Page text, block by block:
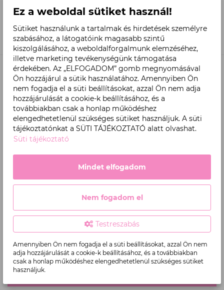
PROFESSZIONÁLIS TERMÉKEK
BIZTONSÁGOS FIZETÉS
Internetes bankkártyás fizetés vagy utánvét
ÜGYFÉLSZOLGÁLAT
+36 1 237 0370
TÁJÉKOZTATÓK
Ez a weboldal sütiket használ!
Sütiket használunk a tartalmak és hirdetések személyre
szabásához, a látogatóink magasabb szintű
kiszolgálásához, a weboldalforgalmunk elemzéséhez,
illetve marketing tevékenységünk támogatása
érdekében. Az „ELFOGADOM” gomb megnyomásával
Ön hozzájárul a sütik használatához. Amennyiben Ön
nem fogadja el a süti beállításokat, azzal Ön nem adja
hozzájárulását a cookie-k beállításához, és a
továbbiakban csak a honlap működéshez
elengedhetetlenül szükséges sütiket használjuk. A süti
tájékoztatónkat a SÜTI TÁJÉKOZTATÓ alatt olvashat.
Süti tájékoztató
Mindet elfogadom
Nem fogadom el
Testreszabás
Amennyiben Ön nem fogadja el a süti beállításokat, azzal Ön nem
adja hozzájárulását a cookie-k beállításához, és a továbbiakban
csak a honlap működéshez elengedhetetlenül szükséges sütiket
használjuk.